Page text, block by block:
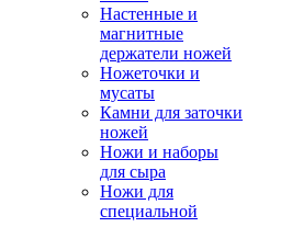
Настенные и
магнитные
держатели ножей
Ножеточки и
мусаты
Камни для заточки
ножей
Ножи и наборы
для сыра
Ножи для
специальной